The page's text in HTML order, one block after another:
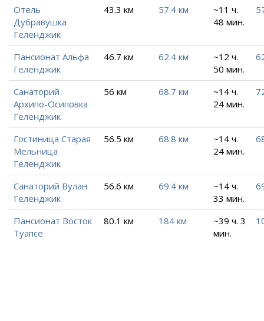
Отель
Дубравушка
Геленджик
43.3 км 57.4 км
~11 ч.
48 мин.
Пансионат Альфа
Геленджик
46.7 км 62.4 км
~12 ч.
50 мин.
Санаторий
Архипо-Осиповка
Геленджик
56 км 68.7 км
~14 ч.
24 мин.
Гостиница Старая
Мельница
Геленджик
56.5 км 68.8 км
~14 ч.
24 мин.
Санаторий Вулан
Геленджик
56.6 км 69.4 км
~14 ч.
33 мин.
Пансионат Восток
Туапсе
80.1 км 184 км
~39 ч. 3
мин.